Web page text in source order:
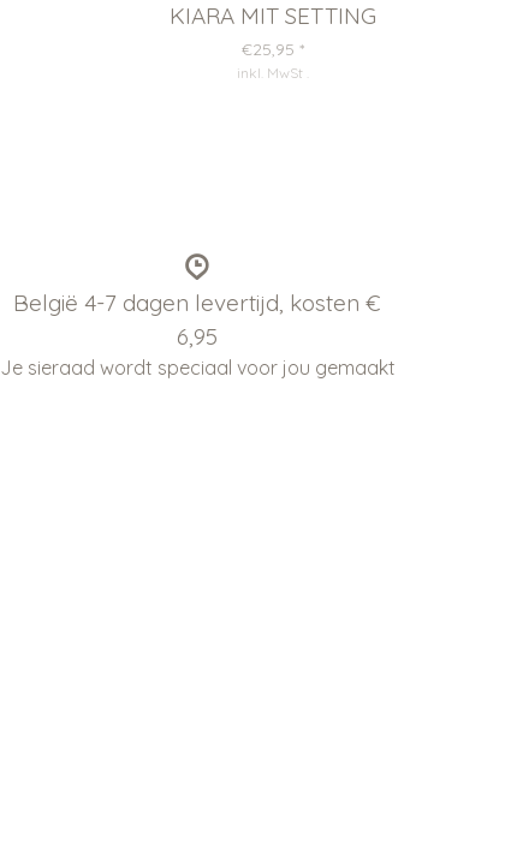
KIARA MIT SETTING
€25,95 *
inkl. MwSt
België 4-7 dagen levertijd, kosten €
6,95
Je sieraad wordt speciaal voor jou gemaakt